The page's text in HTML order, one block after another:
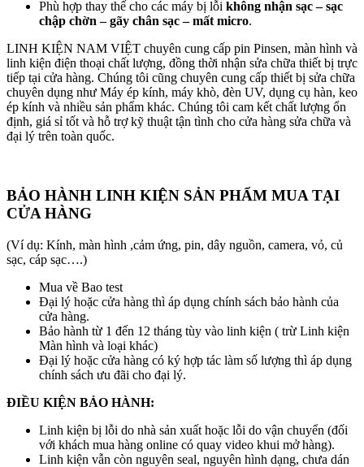
Phù hợp thay thế cho các máy bị lỗi không nhận sạc – sạc
chập chờn – gãy chân sạc – mất micro.
LINH KIỆN NAM VIỆT chuyên cung cấp pin Pinsen, màn hình và
linh kiện điện thoại chất lượng, đồng thời nhận sửa chữa thiết bị trực
tiếp tại cửa hàng. Chúng tôi cũng chuyên cung cấp thiết bị sửa chữa
chuyên dụng như Máy ép kính, máy khò, đèn UV, dụng cụ hàn, keo
ép kính và nhiều sản phẩm khác. Chúng tôi cam kết chất lượng ổn
định, giá sỉ tốt và hỗ trợ kỹ thuật tận tình cho cửa hàng sửa chữa và
đại lý trên toàn quốc.
BẢO HÀNH LINH KIỆN SẢN PHẨM MUA TẠI
CỬA HÀNG
(Ví dụ: Kính, màn hình ,cảm ứng, pin, dây nguồn, camera, vỏ, củ
sạc, cáp sạc….)
Mua về Bao test
Đại lý hoặc cửa hàng thì áp dụng chính sách bảo hành của
cửa hàng.
Bảo hành từ 1 đến 12 tháng tùy vào linh kiện ( trừ Linh kiện
Màn hình và loại khác)
Đại lý hoặc cửa hàng có ký hợp tác làm số lượng thì áp dụng
chính sách ưu đãi cho đại lý.
ĐIỀU KIỆN BẢO HÀNH:
Linh kiện bị lỗi do nhà sản xuất hoặc lỗi do vận chuyển (đối
với khách mua hàng online có quay video khui mở hàng).
Linh kiện vẫn còn nguyên seal, nguyên hình dạng, chưa dán